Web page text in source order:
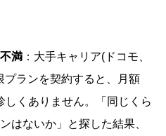
満 ：大手キャリア(ドコモ、
ランを契約すると、月額
くありません。「同じくら
はないか」と探した結果、